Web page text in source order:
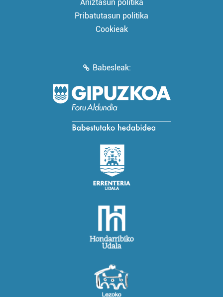
Aniztasun politika
Pribatutasun politika
Cookieak
Babesleak: